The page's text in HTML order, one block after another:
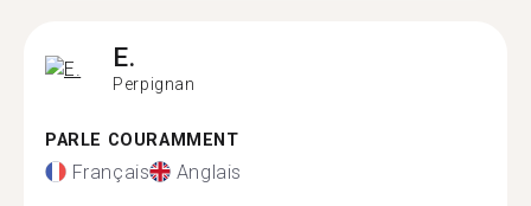
E.
Perpignan
PARLE COURAMMENT
Français Anglais